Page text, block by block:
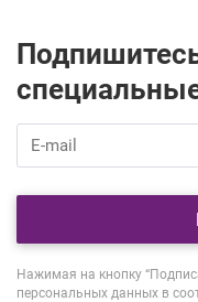
Нажимая на кнопку
персональных данных в